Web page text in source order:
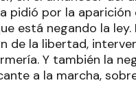
pidió por la
está negando la
de la libertad,
Y también la
a la marcha,